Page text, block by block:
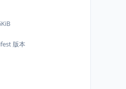
版本